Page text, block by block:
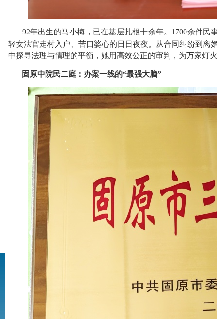
92年出生的马小梅，已在基层扎根十余年。1700余件
轻女法官走村入户、苦口婆心的日日夜夜。从合同纠纷到离
中探寻法理与情理的平衡，她用高效公正的审判，为万家灯
固原中院民二庭：办案一线的“最强大脑”